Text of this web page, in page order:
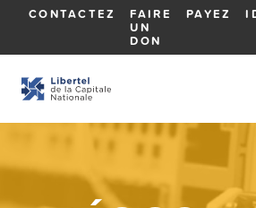
CONTACTEZ FAIRE
UN
DON
PAYEZ